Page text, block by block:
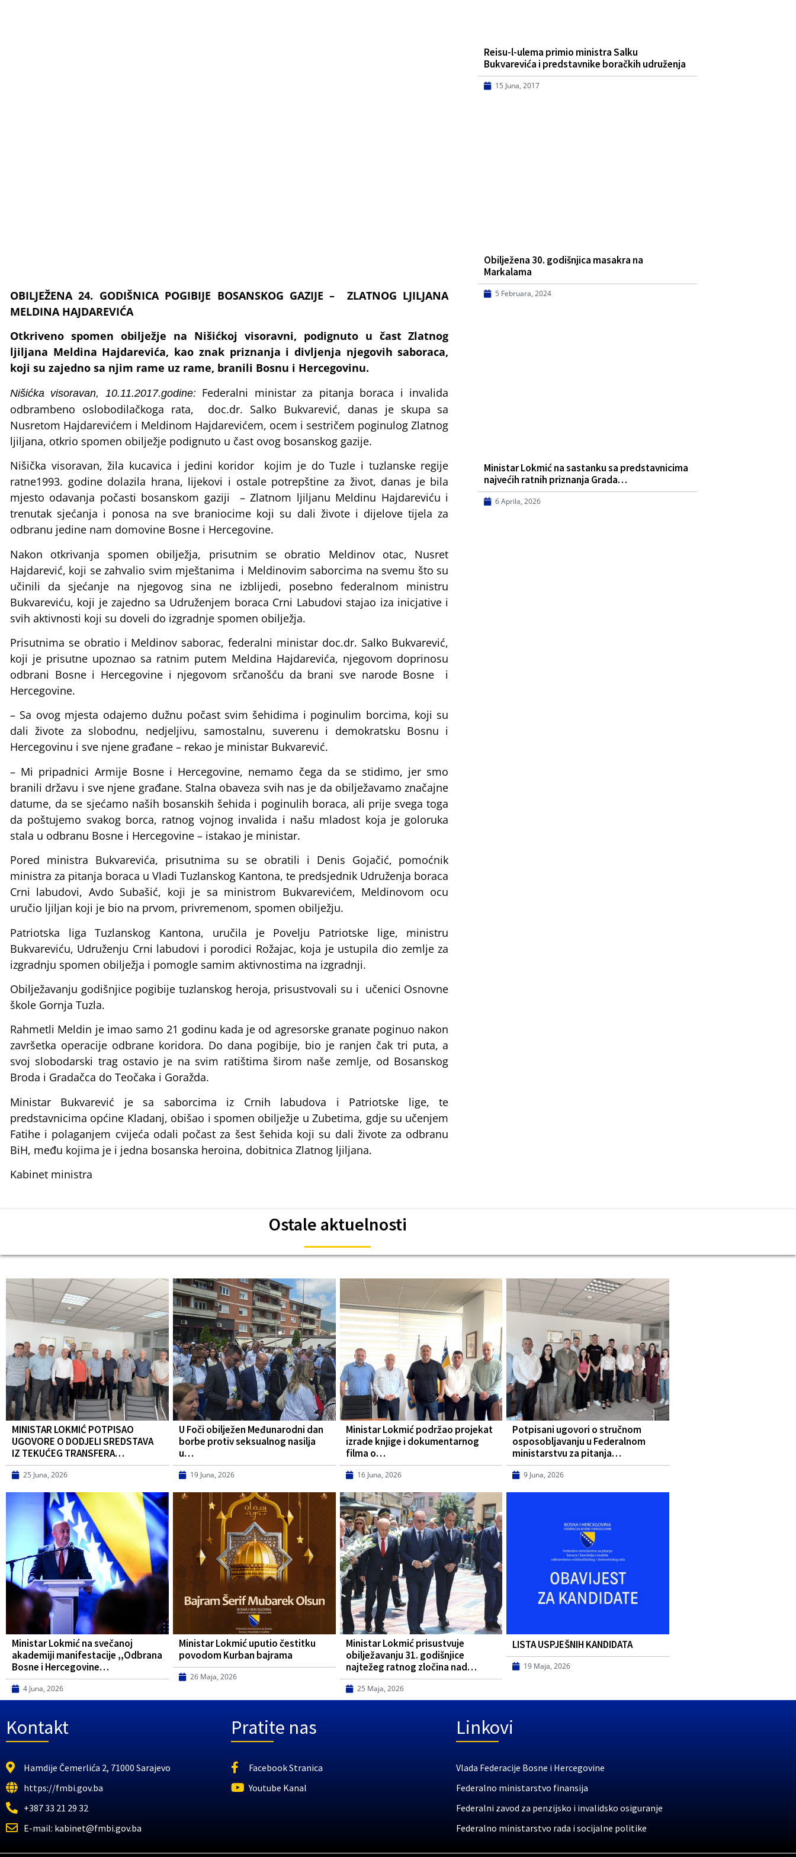
OBILJEŽENA 24. GODIŠNICA POGIBIJE BOSANSKOG GAZIJE – ZLATNOG LJILJANA
MELDINA HAJDAREVIĆA
Otkriveno spomen obilježje na Nišićkoj visoravni, podignuto u čast Zlatnog
ljiljana Meldina Hajdarevića, kao znak priznanja i divljenja njegovih saboraca,
koji su zajedno sa njim rame uz rame, branili Bosnu i Hercegovinu.
Nišićka visoravan, 10.11.2017.godine: Federalni ministar za pitanja boraca i invalida
odbrambeno oslobodilačkoga rata, doc.dr. Salko Bukvarević, danas je skupa sa
Nusretom Hajdarevićem i Meldinom Hajdarevićem, ocem i sestričem poginulog Zlatnog
ljiljana, otkrio spomen obilježje podignuto u čast ovog bosanskog gazije.
Nišička visoravan, žila kucavica i jedini koridor kojim je do Tuzle i tuzlanske regije
ratne1993. godine dolazila hrana, lijekovi i ostale potrepštine za život, danas je bila
mjesto odavanja počasti bosanskom gaziji – Zlatnom ljiljanu Meldinu Hajdareviću i
trenutak sjećanja i ponosa na sve braniocime koji su dali živote i dijelove tijela za
odbranu jedine nam domovine Bosne i Hercegovine.
Nakon otkrivanja spomen obilježja, prisutnim se obratio Meldinov otac, Nusret
Hajdarević, koji se zahvalio svim mještanima i Meldinovim saborcima na svemu što su
učinili da sjećanje na njegovog sina ne izblijedi, posebno federalnom ministru
Bukvareviću, koji je zajedno sa Udruženjem boraca Crni Labudovi stajao iza inicjative i
svih aktivnosti koji su doveli do izgradnje spomen obilježja.
Prisutnima se obratio i Meldinov saborac, federalni ministar doc.dr. Salko Bukvarević,
koji je prisutne upoznao sa ratnim putem Meldina Hajdarevića, njegovom doprinosu
odbrani Bosne i Hercegovine i njegovom srčanošću da brani sve narode Bosne i
Hercegovine.
– Sa ovog mjesta odajemo dužnu počast svim šehidima i poginulim borcima, koji su
dali živote za slobodnu, nedjeljivu, samostalnu, suverenu i demokratsku Bosnu i
Hercegovinu i sve njene građane – rekao je ministar Bukvarević.
– Mi pripadnici Armije Bosne i Hercegovine, nemamo čega da se stidimo, jer smo
branili državu i sve njene građane. Stalna obaveza svih nas je da obilježavamo značajne
datume, da se sjećamo naših bosanskih šehida i poginulih boraca, ali prije svega toga
da poštujemo svakog borca, ratnog vojnog invalida i našu mladost koja je goloruka
stala u odbranu Bosne i Hercegovine – istakao je ministar.
Pored ministra Bukvarevića, prisutnima su se obratili i Denis Gojačić, pomoćnik
ministra za pitanja boraca u Vladi Tuzlanskog Kantona, te predsjednik Udruženja boraca
Crni labudovi, Avdo Subašić, koji je sa ministrom Bukvarevićem, Meldinovom ocu
uručio ljiljan koji je bio na prvom, privremenom, spomen obilježju.
Patriotska liga Tuzlanskog Kantona, uručila je Povelju Patriotske lige, ministru
Bukvareviću, Udruženju Crni labudovi i porodici Rožajac, koja je ustupila dio zemlje za
izgradnju spomen obilježja i pomogle samim aktivnostima na izgradnji.
Obilježavanju godišnjice pogibije tuzlanskog heroja, prisustvovali su i učenici Osnovne
škole Gornja Tuzla.
Rahmetli Meldin je imao samo 21 godinu kada je od agresorske granate poginuo nakon
završetka operacije odbrane koridora. Do dana pogibije, bio je ranjen čak tri puta, a
svoj slobodarski trag ostavio je na svim ratištima širom naše zemlje, od Bosanskog
Broda i Gradačca do Teočaka i Goražda.
Ministar Bukvarević je sa saborcima iz Crnih labudova i Patriotske lige, te
predstavnicima općine Kladanj, obišao i spomen obilježje u Zubetima, gdje su učenjem
Fatihe i polaganjem cvijeća odali počast za šest šehida koji su dali živote za odbranu
BiH, među kojima je i jedna bosanska heroina, dobitnica Zlatnog ljiljana.
Kabinet ministra
Reisu-l-ulema primio ministra Salku
Bukvarevića i predstavnike boračkih udruženja
15 Juna, 2017
Obilježena 30. godišnjica masakra na
Markalama
5 Februara, 2024
Ministar Lokmić na sastanku sa predstavnicima
najvećih ratnih priznanja Grada…
6 Aprila, 2026
Ostale aktuelnosti
MINISTAR LOKMIĆ POTPISAO
UGOVORE O DODJELI SREDSTAVA
IZ TEKUĆEG TRANSFERA…
25 Juna, 2026
U Foči obilježen Međunarodni dan
borbe protiv seksualnog nasilja
u…
19 Juna, 2026
Ministar Lokmić podržao projekat
izrade knjige i dokumentarnog
filma o…
16 Juna, 2026
Potpisani ugovori o stručnom
osposobljavanju u Federalnom
ministarstvu za pitanja…
9 Juna, 2026
Ministar Lokmić na svečanoj
akademiji manifestacije ,,Odbrana
Bosne i Hercegovine…
4 Juna, 2026
Ministar Lokmić uputio čestitku
povodom Kurban bajrama
26 Maja, 2026
Ministar Lokmić prisustvuje
obilježavanju 31. godišnjice
najtežeg ratnog zločina nad…
25 Maja, 2026
LISTA USPJEŠNIH KANDIDATA
19 Maja, 2026
Kontakt
Hamdije Čemerlića 2, 71000 Sarajevo
https://fmbi.gov.ba
+387 33 21 29 32
E-mail: kabinet@fmbi.gov.ba
Pratite nas
Facebook Stranica
Youtube Kanal
Linkovi
Vlada Federacije Bosne i Hercegovine
Federalno ministarstvo finansija
Federalni zavod za penzijsko i invalidsko osiguranje
Federalno ministarstvo rada i socijalne politike